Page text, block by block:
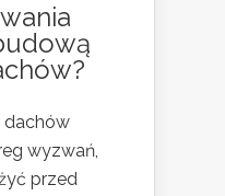
dachów
wyzwań,
przed